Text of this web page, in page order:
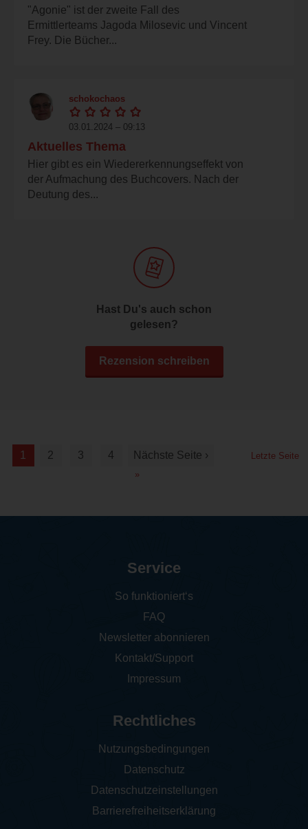
"Agonie" ist der zweite Fall des
Ermittlerteams Jagoda Milosevic und Vincent
Frey. Die Bücher...
schokochaos
03.01.2024 – 09:13
Aktuelles Thema
Hier gibt es ein Wiedererkennungseffekt von
der Aufmachung des Buchcovers. Nach der
Deutung des...
Hast Du's auch schon
gelesen?
Rezension schreiben
1 2 3 4 Nächste Seite ›
Letzte Seite
»
Service
So funktioniert‘s
FAQ
Newsletter abonnieren
Kontakt/Support
Impressum
Rechtliches
Nutzungsbedingungen
Datenschutz
Datenschutzeinstellungen
Barrierefreiheitserklärung